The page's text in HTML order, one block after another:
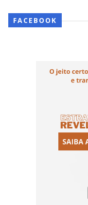
FACEBOOK